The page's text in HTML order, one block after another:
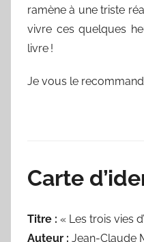
ramène à une triste
vivre ces quelques
livre !
Je vous le
Carte
Titre : « Les trois vies
Auteur : Jean-Claude